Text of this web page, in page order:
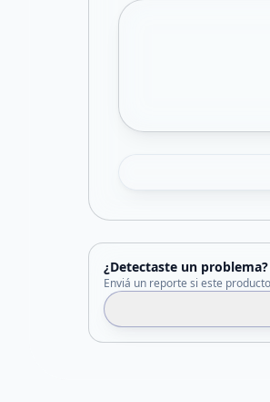
¿Detectaste un problema?
Enviá un reporte si este